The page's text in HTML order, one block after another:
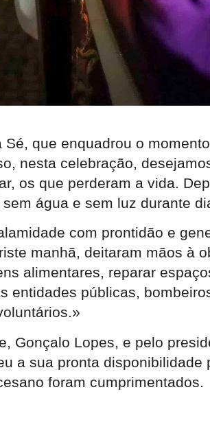
que enquadrou o
nesta celebração,
os que perderam a vida.
água e sem luz durante
com prontidão e
manhã, deitaram mãos à
alimentares, reparar
públicas,
Gonçalo Lopes, e pelo
a sua pronta disponibilidade
foram cumprimentados.